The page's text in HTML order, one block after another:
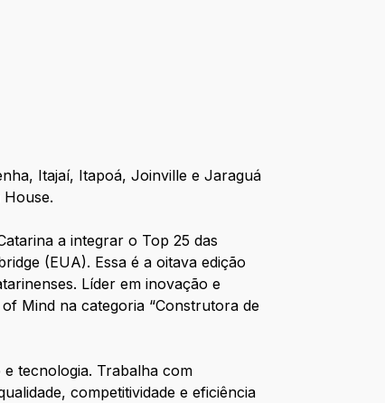
Itajaí, Itapoá, Joinville e Jaraguá
a integrar o Top 25 das
(EUA). Essa é a oitava edição
Líder em inovação e
Mind na categoria “Construtora de
tecnologia. Trabalha com
competitividade e eficiência